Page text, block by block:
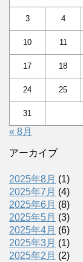
3 4
10 11
17 18
24 25
31
« 8月
アーカイブ
2025年8月 (1)
2025年7月 (4)
2025年6月 (8)
2025年5月 (3)
2025年4月 (6)
2025年3月 (1)
2025年2月 (2)